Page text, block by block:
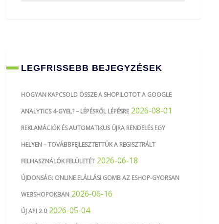
LEGFRISSEBB BEJEGYZÉSEK
HOGYAN KAPCSOLD ÖSSZE A SHOPILOTOT A GOOGLE
ANALYTICS 4-GYEL? – LÉPÉSRŐL LÉPÉSRE 2026-08-01
REKLAMÁCIÓK ÉS AUTOMATIKUS ÚJRA RENDELÉS EGY
HELYEN – TOVÁBBFEJLESZTETTÜK A REGISZTRÁLT
FELHASZNÁLÓK FELÜLETÉT 2026-06-18
ÚJDONSÁG: ONLINE ELÁLLÁSI GOMB AZ ESHOP-GYORSAN
WEBSHOPOKBAN 2026-06-16
ÚJ API 2.0 2026-05-04